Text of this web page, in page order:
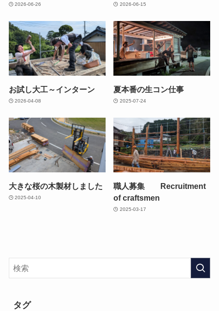
2026-06-26 2026-06-15
お試し大工～インターン
2026-04-08
夏本番の生コン仕事
2025-07-24
大きな桜の木製材しました
2025-04-10
職人募集 Recruitment
of craftsmen
2025-03-17
タグ